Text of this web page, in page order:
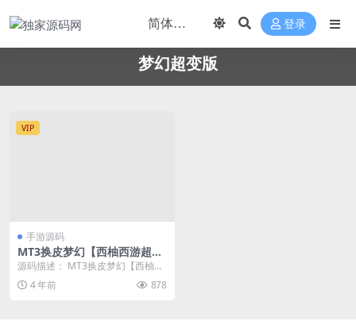
登录
梦幻超变版
VIP
手游源码
MT3换皮梦幻【西柚西游超变
版】最新整理单机一键即玩镜
+安卓苹果双端+GM后台+详细
源码描述： MT3换皮梦幻【西柚西
游超变版】最新整理单机一键即玩
镜像服务端+Li...
4 年前 878